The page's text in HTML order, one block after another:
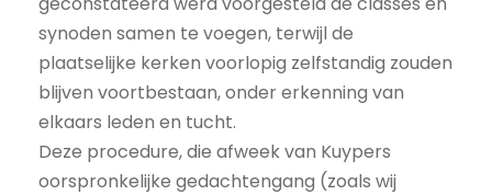
synoden samen te voegen, terwijl de
plaatselijke kerken voorlopig zelfstandig zouden
blijven voortbestaan, onder erkenning van
elkaars leden en tucht.
Deze procedure, die afweek van Kuypers
oorspronkelijke gedachtengang (zoals wij